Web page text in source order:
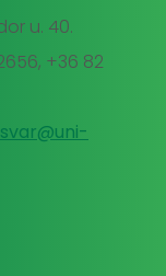
u. 40.
+36 82